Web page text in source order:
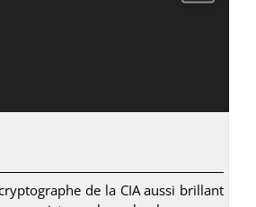
de la CIA aussi brillant